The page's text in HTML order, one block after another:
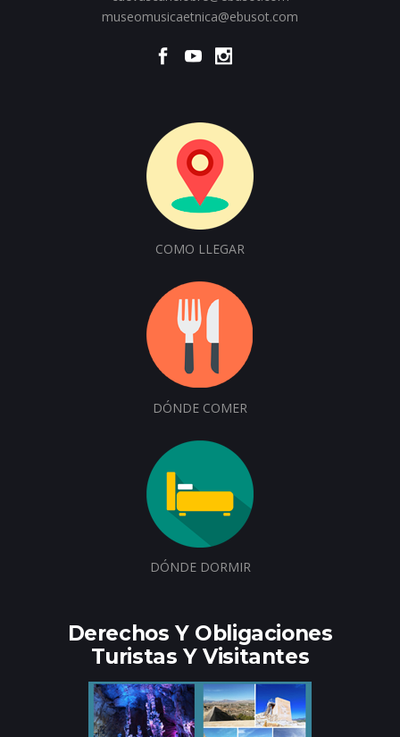
museomusicaetnica@ebusot.com
COMO LLEGAR
DÓNDE COMER
DÓNDE DORMIR
Derechos Y Obligaciones
Turistas Y Visitantes